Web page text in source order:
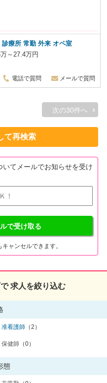
療所 常勤 外来 オペ室
～27.4万円
電話で質問 メールで質問
次の30件へ
て再検索
てメールでお知らせを受け
で受け取る
ャンセルできます。
求人を絞り込む
准看護師 （2）
保健師 （0）
態